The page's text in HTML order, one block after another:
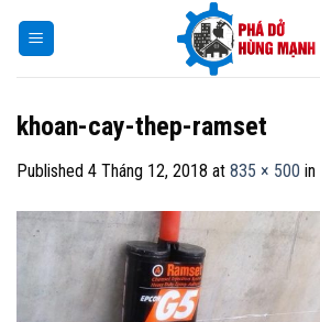
khoan-cay-thep-ramset
Published 4 Tháng 12, 2018 at 835 × 500 in